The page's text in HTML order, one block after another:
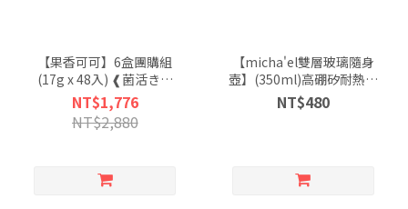
【果香可可】6盒團購組
(17g x 48入) ❰菌活きん
かつ|冰釀熟成 益生菌咖
啡❱
NT$1,776
NT$2,880
【micha'el雙層玻璃隨身
壺】(350ml)高硼矽耐熱玻
璃|雙層設計
NT$480